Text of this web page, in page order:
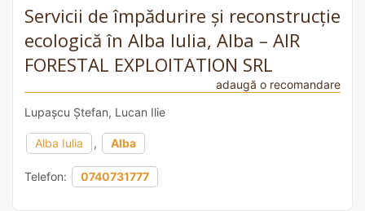
Servicii de împădurire și reconstrucție
ecologică în Alba Iulia, Alba – AIR
FORESTAL EXPLOITATION SRL
adaugă o recomandare
Lupașcu Ștefan, Lucan Ilie
Alba Iulia , Alba
Telefon: 0740731777